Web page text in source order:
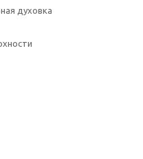
духовка